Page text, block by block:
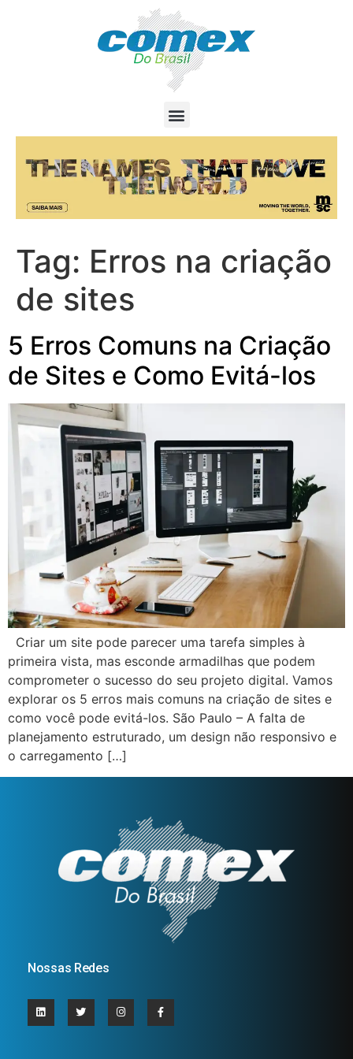
Tag: Erros na criação
de sites
5 Erros Comuns na Criação
de Sites e Como Evitá-los
Criar um site pode parecer uma tarefa simples à
primeira vista, mas esconde armadilhas que podem
comprometer o sucesso do seu projeto digital. Vamos
explorar os 5 erros mais comuns na criação de sites e
como você pode evitá-los. São Paulo – A falta de
planejamento estruturado, um design não responsivo e
o carregamento […]
Nossas Redes